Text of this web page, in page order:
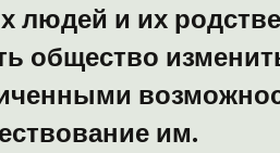
людей и их
общество
им.